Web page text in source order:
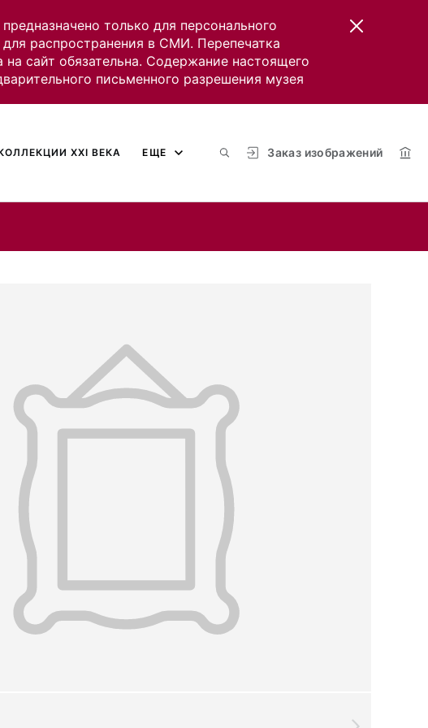
только для персонального
распространения в СМИ. Перепечатка
сайт обязательна. Содержание настоящего
письменного разрешения музея
Заказ изображений
XXI ВЕКА ЕЩЕ